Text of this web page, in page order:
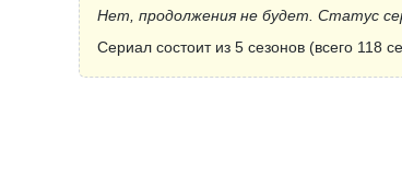
Нет, продолжения не будет. Статус
Сериал состоит из 5 сезонов (всего 118